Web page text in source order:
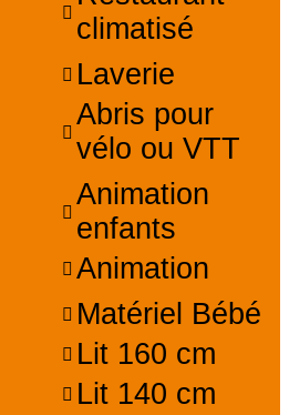
climatisé
Laverie
Abris pour
vélo ou VTT
Animation
enfants
Animation
Matériel Bébé
Lit 160 cm
Lit 140 cm